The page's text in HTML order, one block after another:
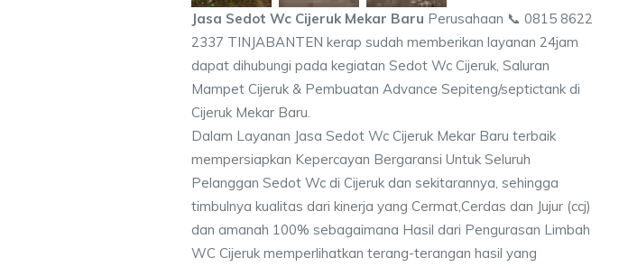
Jasa Sedot Wc Cijeruk Mekar Baru Perusahaan 📞 0815 8622
2337 TINJABANTEN kerap sudah memberikan layanan 24jam
dapat dihubungi pada kegiatan Sedot Wc Cijeruk, Saluran
Mampet Cijeruk & Pembuatan Advance Sepiteng/septictank di
Cijeruk Mekar Baru.
Dalam Layanan Jasa Sedot Wc Cijeruk Mekar Baru terbaik
mempersiapkan Kepercayan Bergaransi Untuk Seluruh
Pelanggan Sedot Wc di Cijeruk dan sekitarannya, sehingga
timbulnya kualitas dari kinerja yang Cermat,Cerdas dan Jujur (ccj)
dan amanah 100% sebagaimana Hasil dari Pengurasan Limbah
WC Cijeruk memperlihatkan terang-terangan hasil yang